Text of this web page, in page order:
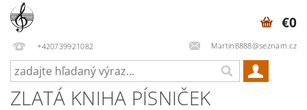
+420739921082 Martin8888@seznam.cz
€0
ZLATÁ KNIHA PÍSNIČEK